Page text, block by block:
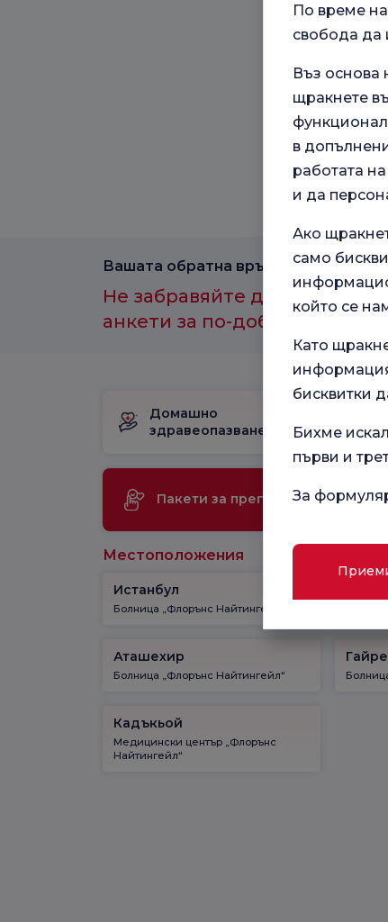
Домашно
здравеопазване
раждане
Пакети за преглед
Местоположения
Истанбул
Болница „Флорънс Найтингейл“
Аташехир
Болница „Флорънс Найтингейл“
Кадъкьой
Медицински център „Флорънс
Найтингейл“
Вашата обратна връзка е важна за
Не забравяйте да участвате
анкети за по-добро здравно
По време на
свобода да
Въз основа
щракнете
в
работата
и да
Ако
само
който се
Като
бисквитки
Бихме
първи и
За